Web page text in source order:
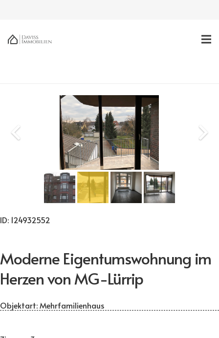
ID: 124932552
Moderne Eigentumswohnung im
Herzen von MG-Lürrip
Objektart:Mehrfamilienhaus